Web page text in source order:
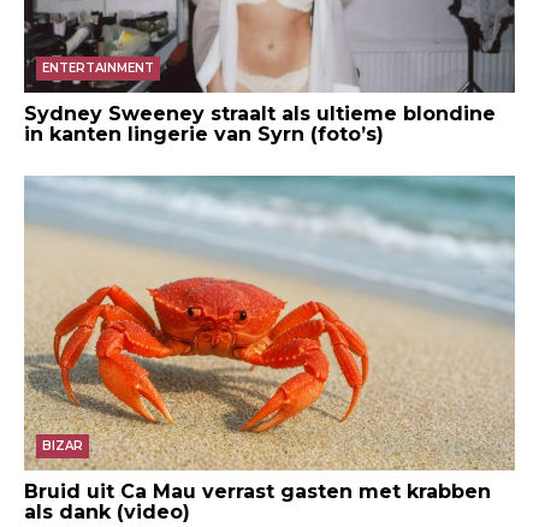
ENTERTAINMENT
Sydney Sweeney straalt als ultieme blondine
in kanten lingerie van Syrn (foto’s)
BIZAR
Bruid uit Ca Mau verrast gasten met krabben
als dank (video)